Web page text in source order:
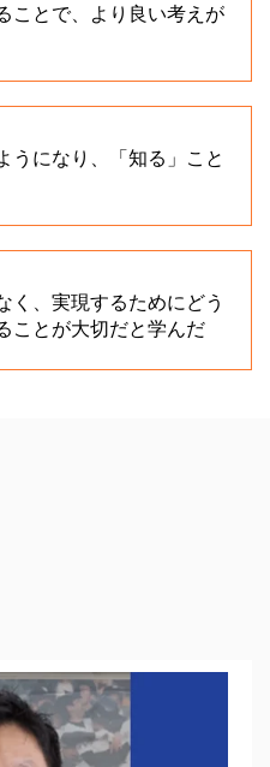
ことで、より良い考えが
うになり、「知る」こと
く、実現するためにどう
ことが大切だと学んだ